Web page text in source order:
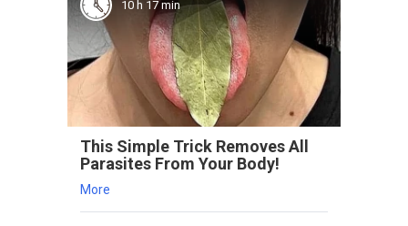
10 h 17 min
This Simple Trick Removes All
Parasites From Your Body!
More